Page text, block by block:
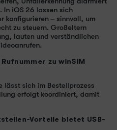
In iOS 26 lassen sich
konfigurieren – sinnvoll, um
zu steuern. Großeltern
lauten und verständlichen
zu winSIM
lässt sich im Bestellprozess
erfolgt koordiniert, damit
Vorteile bietet USB-